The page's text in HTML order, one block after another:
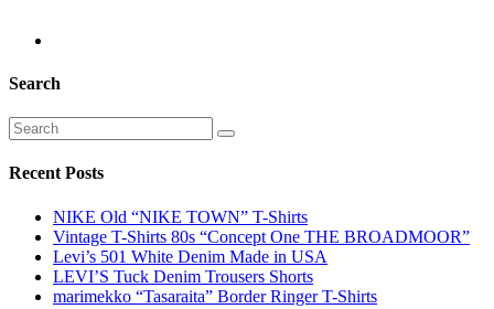
Search
Recent Posts
NIKE Old “NIKE TOWN” T-Shirts
Vintage T-Shirts 80s “Concept One THE BROADMOOR”
Levi’s 501 White Denim Made in USA
LEVI’S Tuck Denim Trousers Shorts
marimekko “Tasaraita” Border Ringer T-Shirts